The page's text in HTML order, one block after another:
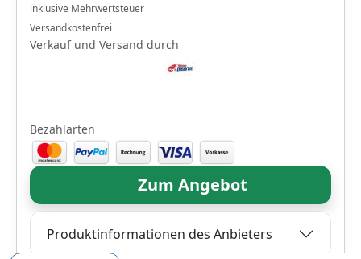
inklusive Mehrwertsteuer
Versandkostenfrei
Verkauf und Versand durch
Bezahlarten
Zum Angebot
Produktinformationen des Anbieters